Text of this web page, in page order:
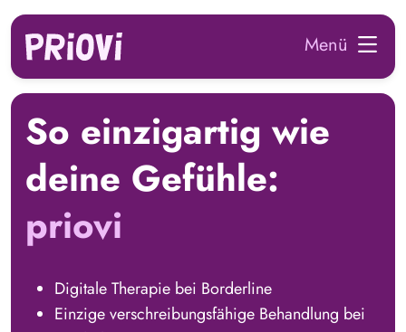
zum Hauptinhalt springen
Menü
So einzigartig wie
deine Gefühle:
priovi
Digitale Therapie bei Borderline
Einzige verschreibungsfähige Behandlung bei